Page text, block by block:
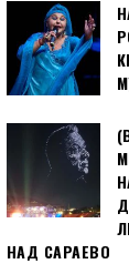
НАД САРАЕВО